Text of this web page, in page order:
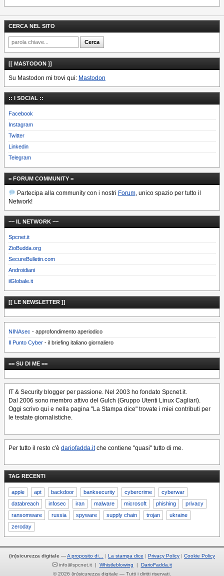
CERCA NEL SITO
[[ MASTODON ]]
Su Mastodon mi trovi qui: Mastodon
:: I SOCIAL ::
Facebook
Instagram
Twitter
Linkedin
Telegram
= FORUM COMMUNITY =
Partecipa alla community con i nostri Forum, unico spazio per tutto il
Network!
~~ IL NETWORK ~~
Spcnet.it
ZioBudda.org
SecureBulletin.com
Androidiani
ilGlobale.it
[[ LE NEWSLETTER ]]
NINAsec - approfondimento aperiodico
Il Punto Cyber - il briefing italiano giornaliero
== SU DI ME ==
IT & Security blogger per passione. Nel 2003 ho fondato Spcnet.it.
Dal 2006 sono membro attivo del Gulch (Gruppo Utenti Linux Cagliari).
Oggi scrivo qui e nella pagina "La Stampa dice" trovate i miei contributi per
le testate giornalistiche.
Per tutto il resto c'è dariofadda.itche contiene "quasi" tutto di me.
TAG RECENTI
apple apt backdoor banksecurity cybercrime
cyberwar
databreach
infosec iran malware microsoft phishing
privacy
ransomware
russia spyware supply chain trojan
ukraine
zeroday
(in)sicurezza digitale —A proposito di… La stampa dice Privacy Policy
Cookie Policy
info@spcnet.it | Whistleblowing | DarioFadda.it
© 2026 (in)sicurezza digitale — Tutti i diritti riservati.